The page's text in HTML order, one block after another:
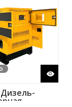
Дизель-